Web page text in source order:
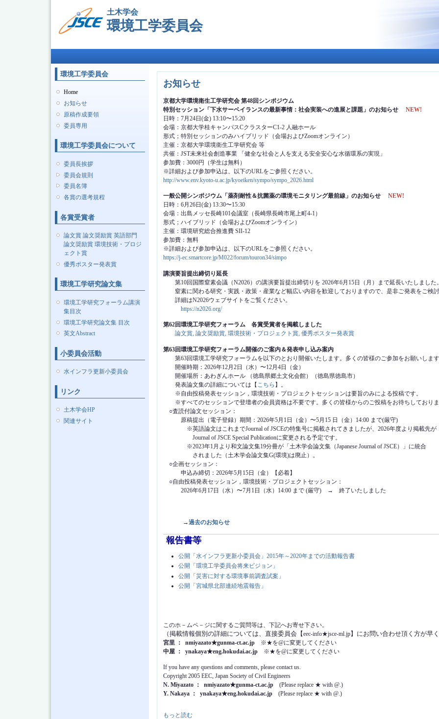
ツ
土木学会
環境工学委員会
環境工学委員会
Home
お知らせ
原稿作成要領
委員専用
環境工学委員会について
委員長挨拶
委員会規則
委員名簿
各賞の選考規程
各賞受賞者
論文賞 論文奨励賞 英語部門
論文奨励賞 環境技術・プロジ
ェクト賞
優秀ポスター発表賞
環境工学研究論文集
環境工学研究フォーラム講演
集目次
環境工学研究論文集 目次
英文Abstract
小委員会活動
水インフラ更新小委員会
リンク
土木学会HP
関連サイト
お知らせ
京都大学環境衛生工学研究会 第48回シンポジウム
特別セッション「下水サーベイランスの最新事情：社会実装への進展と課題」のお知らせ
NEW!
日時：7月24日(金) 13:10〜15:20
会場：京都大学桂キャンパスCクラスターC1-2 人融ホール
形式；特別セッションのみハイブリッド（会場およびZoomオンライン）
主催：京都大学環境衛生工学研究会 等
共催：JST未来社会創造事業 「健全な社会と人を支える安全安心な水循環系の実現」
参加費：3000円（学生は無料）
※詳細および参加申込は、以下のURLをご参照ください。
http://www.env.kyoto-u.ac.jp/kyoeiken/sympo/sympo_2026.html
一般公開シンポジウム「薬剤耐性＆抗菌薬の環境モニタリング最前線」のお知らせNEW!
日時：6月26日(金) 13:30〜15:30
会場：出島メッセ長崎101会議室（長崎県長崎市尾上町4-1）
形式；ハイブリッド（会場およびZoomオンライン）
主催：環境研究総合推進費 SII-12
参加費：無料
※詳細および参加申込は、以下のURLをご参照ください。
https://j-ec.smartcore.jp/M022/forum/touron34/simpo
講演要旨提出締切り延長
第10回国際窒素会議（N2026）の講演要旨提出締切りを 2026年6月15日（月）まで延長いたしました。
窒素に関わる研究・実践・政策・産業など幅広い内容を歓迎しておりますので、是非ご発表をご検討
詳細はN2026ウェブサイトをご覧ください。
https://n2026.org/
第62回環境工学研究フォーラム 各賞受賞者を掲載しました
論文賞, 論文奨励賞, 環境技術・プロジェクト賞,優秀ポスター発表賞
第63回環境工学研究フォーラム開催のご案内＆発表申し込み案内
第63回環境工学研究フォーラムを以下のとおり開催いたします。多くの皆様のご参加をお願いします
開催時期：2026年12月2日（水）〜12月4日（金）
開催場所：あわぎんホール （徳島県郷⼟⽂化会館）（徳島県徳島市）
発表論文集の詳細については【 こちら 】。
※自由投稿発表セッション，環境技術・プロジェクトセッションは要旨のみによる投稿です。
※すべてのセッションで登壇者の会員資格は不要です。多くの皆様からのご投稿をお待ちしておりま
○査読付論文セッション：
原稿提出（電子登録）期間：2026年5⽉1⽇（⾦）〜5⽉15 ⽇（⾦）14:00 まで(厳守)
※英語論⽂はこれまでJournal of JSCEの特集号に掲載されてきましたが、2026年度より掲載先が
Journal of JSCE Special Publicationに変更される予定です。
※2023年1⽉より和⽂論⽂集19分冊が「⼟⽊学会論⽂集（Japanese Journal of JSCE）」に統合
されました（⼟⽊学会論⽂集G(環境)は廃⽌）。
○企画セッション：
申込み締切：2026年5⽉15⽇（⾦）【必着】
○自由投稿発表セッション，環境技術・プロジェクトセッション：
2026年6⽉17⽇（⽔）〜7⽉1⽇（⽔）14:00 まで (厳守) → 終了いたしました
→過去のお知らせ
報告書等
公開「水インフラ更新小委員会」2015年～2020年までの活動報告書
公開「環境工学委員会将来ビジョン」
公開「災害に対する環境事前調査試案」
公開「宮城県北部連続地震報告」
このホ－ムペ－ジに関するご質問等は、下記へお寄せ下さい。
（掲載情報個別の詳細については、直接委員会【eec-info★jsce-ml.jp】にお問い合わせ頂く方が早
宮里 ： nmiyazato★gunma-ct.ac.jp ※★を@に変更してください
中屋 ： ynakaya★eng.hokudai.ac.jp ※★を@に変更してください
If you have any questions and comments, please contact us.
Copyright 2005 EEC, Japan Society of Civil Engineers
N. Miyazato ： nmiyazato★gunma-ct.ac.jp(Please replace ★ with @.)
Y. Nakaya ： ynakaya★eng.hokudai.ac.jp(Please replace ★ with @.)
お知らせ について
もっと読む